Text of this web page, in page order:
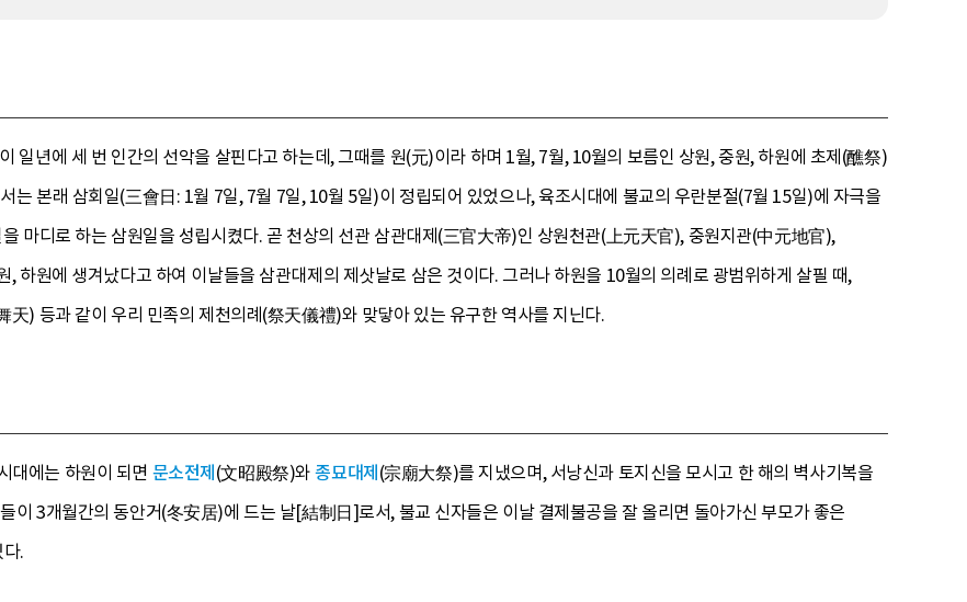
일년에 세 번 인간의 선악을 살핀다고 하는데, 그때를 원(元)이라 하며 1월, 7월, 10월의 보름인 상원, 중원, 하원에 초제(醮祭)
는 본래 삼회일(三會日: 1월 7일, 7월 7일, 10월 5일)이 정립되어 있었으나, 육조시대에 불교의 우란분절(7월 15일)에 자극을
마디로 하는 삼원일을 성립시켰다. 곧 천상의 선관 삼관대제(三官大帝)인 상원천관(上元天官), 중원지관(中元地官),
하원에 생겨났다고 하여 이날들을 삼관대제의 제삿날로 삼은 것이다. 그러나 하원을 10월의 의례로 광범위하게 살필 때,
天) 등과 같이 우리 민족의 제천의례(祭天儀禮)와 맞닿아 있는 유구한 역사를 지닌다.
대에는 하원이 되면 문소전제(文昭殿祭)와종묘대제(宗廟大祭)를 지냈으며, 서낭신과 토지신을 모시고 한 해의 벽사기복을
이 3개월간의 동안거(冬安居)에 드는 날[結制日]로서, 불교 신자들은 이날 결제불공을 잘 올리면 돌아가신 부모가 좋은
.